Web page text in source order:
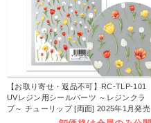
【お取り寄せ・返品不可】RC-TLP-101
UVレジン用シールパーツ ～レジンクラ
ブ～ チューリップ [両面] 2025年1月発売